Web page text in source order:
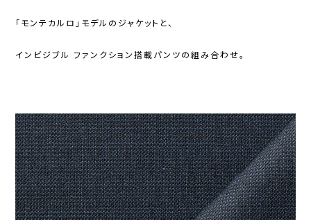
「モンテカルロ」モデルのジャケットと、
インビジブル ファンクション搭載パンツの組み合わせ。